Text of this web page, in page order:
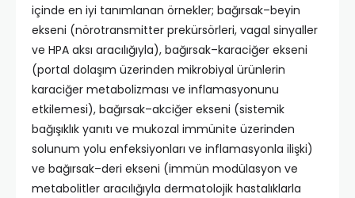
içinde en iyi tanımlanan örnekler; bağırsak–beyin
ekseni (nörotransmitter prekürsörleri, vagal sinyaller
ve HPA aksı aracılığıyla), bağırsak–karaciğer ekseni
(portal dolaşım üzerinden mikrobiyal ürünlerin
karaciğer metabolizması ve inflamasyonunu
etkilemesi), bağırsak–akciğer ekseni (sistemik
bağışıklık yanıtı ve mukozal immünite üzerinden
solunum yolu enfeksiyonları ve inflamasyonla ilişki)
ve bağırsak–deri ekseni (immün modülasyon ve
metabolitler aracılığıyla dermatolojik hastalıklarla